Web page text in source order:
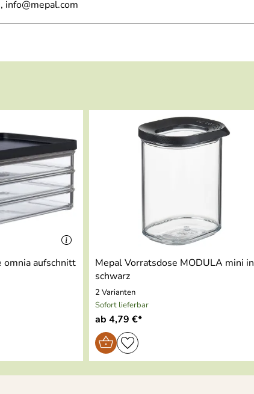
und Aufschnitt
omnia aufschnitt
Mepal Vorratsdose MODULA mini in
schwarz
2 Varianten
Sofort lieferbar
ab 4,79 €*